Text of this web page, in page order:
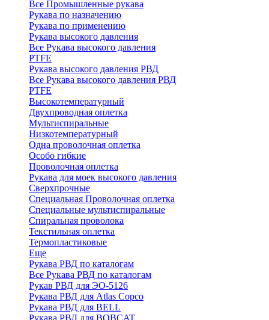
Все Промышленные рукава
Рукава по назначению
Рукава по применению
Рукава высокого давления
Все Рукава высокого давления
PTFE
Рукава высокого давления РВД
Все Рукава высокого давления РВД
PTFE
Высокотемпературный
Двухпроводная оплетка
Мультиспиральные
Низкотемпературный
Одна проволочная оплетка
Особо гибкие
Проволочная оплетка
Рукава для моек высокого давления
Сверхпрочные
Специальная Проволочная оплетка
Специальные мультиспиральные
Спиральная проволока
Текстильная оплетка
Термопластиковые
Еще
Рукава РВД по каталогам
Все Рукава РВД по каталогам
Рукав РВД для ЭО-5126
Рукава РВД для Atlas Copco
Рукава РВД для BELL
Рукава РВД для BOBCAT